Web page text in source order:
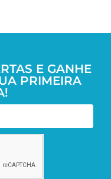
E GANHE
PRIMEIRA